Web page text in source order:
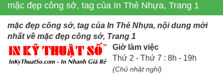
mặc đẹp công sở, tag của In Thẻ Nhựa, Trang 1
mặc đẹp công sở, tag của In Thẻ Nhựa, nội dung mới
nhất về mặc đẹp công sở, Trang 1
Giờ làm việc
Thứ 2 - Thứ 7 : 8h - 19h
(Chủ nhật nghỉ)